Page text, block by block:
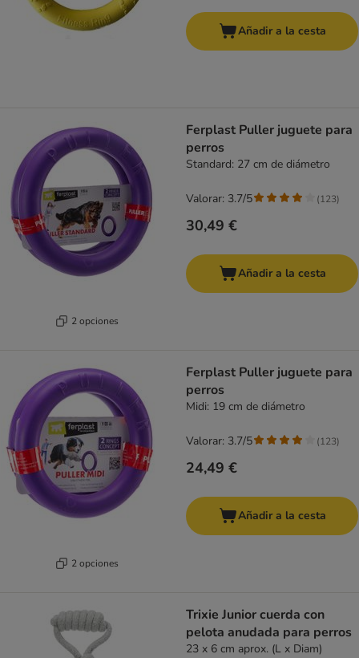
Añadir a la cesta
2 opciones
Ferplast Puller juguete para
perros
Standard: 27 cm de diámetro
30,49 €
Valorar: 3.7/5 (123)
Añadir a la cesta
2 opciones
Ferplast Puller juguete para
perros
Midi: 19 cm de diámetro
24,49 €
Valorar: 3.7/5 (123)
Añadir a la cesta
Trixie Junior cuerda con
pelota anudada para perros
23 x 6 cm aprox. (L x Diam)